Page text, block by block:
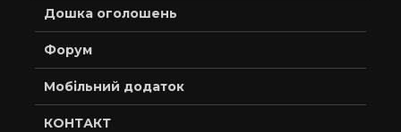
Дошка оголошень
Форум
Мобільний додаток
КОНТАКТ